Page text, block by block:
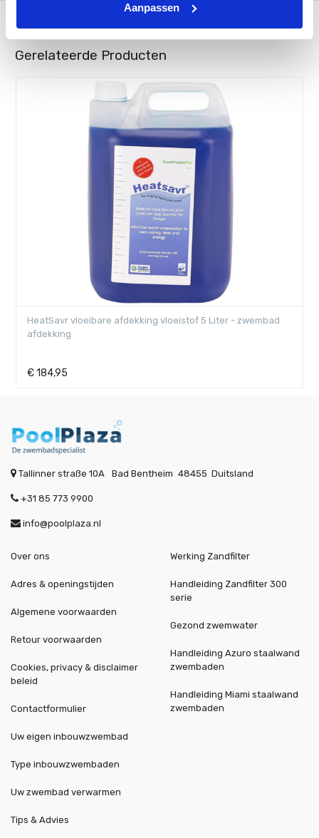
Aanpassen
Gerelateerde Producten
HeatSavr vloeibare afdekking vloeistof 5 Liter - zwembad
afdekking
€184,95
Tallinner straße 10A Bad Bentheim 48455 Duitsland
+31 85 773 9900
info@poolplaza.nl
Over ons
Adres & openingstijden
Algemene voorwaarden
Retour voorwaarden
Cookies, privacy & disclaimer
beleid
Contactformulier
Werking Zandfilter
Handleiding Zandfilter 300
serie
Gezond zwemwater
Handleiding Azuro staalwand
zwembaden
Handleiding Miami staalwand
zwembaden
Uw eigen inbouwzwembad
Type inbouwzwembaden
Uw zwembad verwarmen
Tips & Advies